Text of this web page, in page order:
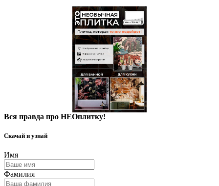
Вся правда про НЕОплитку!
Скачай и узнай
Имя
Фамилия